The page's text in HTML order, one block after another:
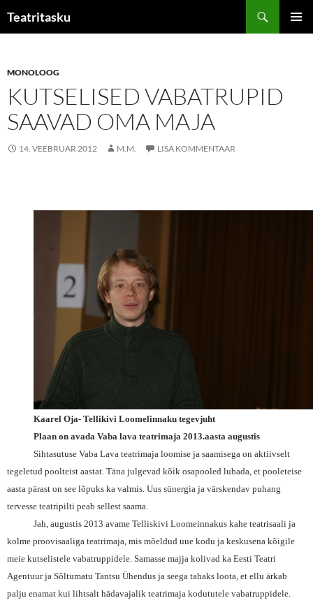
sisu
Teatritasku
MONOLOOG
KUTSELISED VABATRUPID
SAAVAD OMA MAJA
14. VEEBRUAR 2012 M.M. LISA KOMMENTAAR
Kaarel Oja- Tellikivi Loomelinnaku tegevjuht
Plaan on avada Vaba lava teatrimaja 2013.aasta augustis
Sihtasutuse Vaba Lava teatrimaja loomise ja saamisega on aktiivselt
tegeletud poolteist aastat. Täna julgevad kõik osapooled lubada, et pooleteise
aasta pärast on see lõpuks ka valmis. Uus sünergia ja värskendav puhang
tervesse teatripilti peab sellest saama.
Jah, augustis 2013 avame Telliskivi Loomeinnakus kahe teatrisaali ja
kolme proovisaaliga teatrimaja, mis mõeldud uue kodu ja keskusena kõigile
meie kutselistele vabatruppidele. Samasse majja kolivad ka Eesti Teatri
Agentuur ja Sõltumatu Tantsu Ühendus ja seega tahaks loota, et ellu ärkab
palju enamat kui lihtsalt hädavajalik teatrimaja kodututele vabatruppidele.